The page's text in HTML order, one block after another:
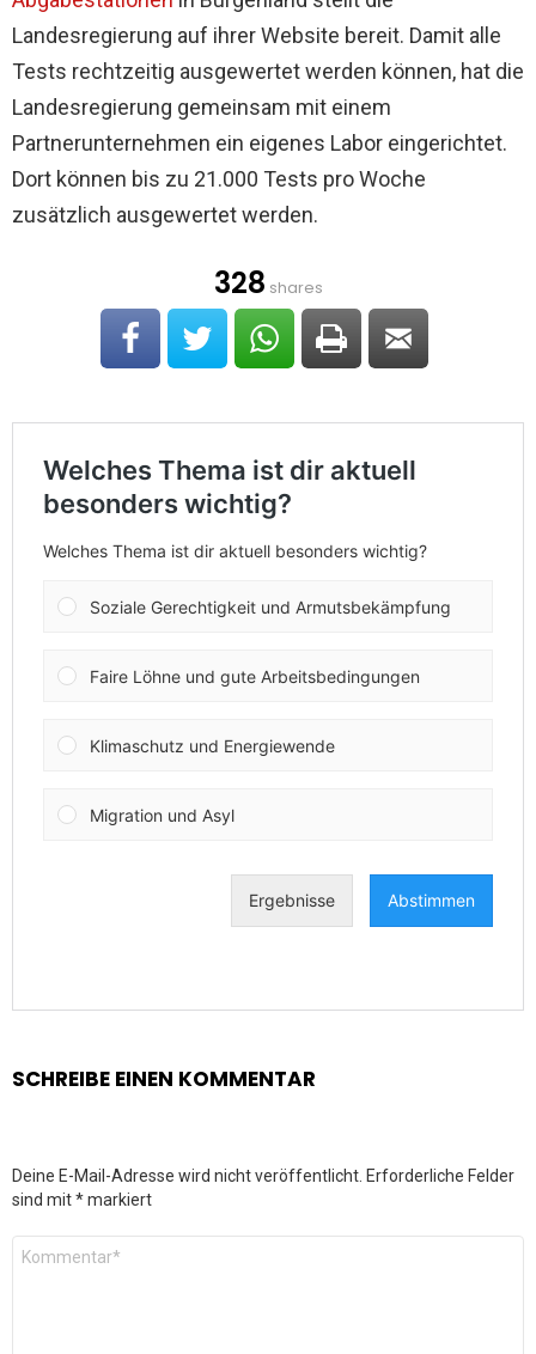
Landesregierung auf ihrer Website bereit. Damit alle
Tests rechtzeitig ausgewertet werden können, hat die
Landesregierung gemeinsam mit einem
Partnerunternehmen ein eigenes Labor eingerichtet.
Dort können bis zu 21.000 Tests pro Woche
zusätzlich ausgewertet werden.
328 shares
SCHREIBE EINEN KOMMENTAR
Deine E-Mail-Adresse wird nicht veröffentlicht. Erforderliche Felder
sind mit*markiert
Kommentar